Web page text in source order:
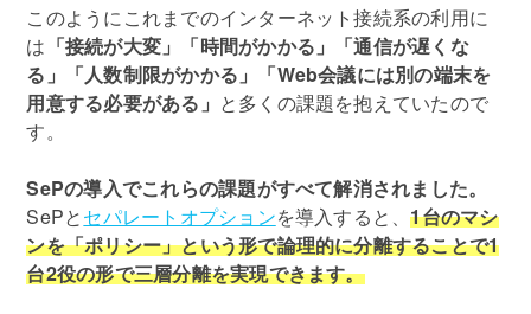
このようにこれまでのインターネット接続系の利用に
は 「接続が大変」「時間がかかる」「通信が遅くな
る」「人数制限がかかる」「Web会議には別の端末を
用意する必要がある」 と多くの課題を抱えていたので
す。
SePの導入でこれらの課題がすべて解消されました。
SePとセパレートオプションを導入すると、1台のマシ
ンを「ポリシー」という形で論理的に分離することで1
台2役の形で三層分離を実現できます。